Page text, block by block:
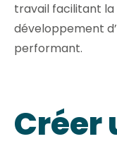
travail facilitant la
développement
performant.
Créer